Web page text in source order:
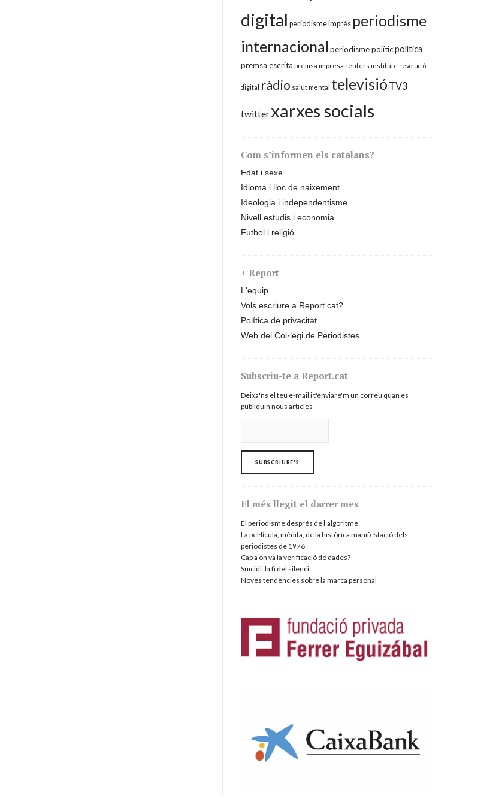
digital periodisme imprés periodisme
internacionalperiodisme políticpolítica
premsa escrita premsa impresa reuters institute revolució
digital ràdio salut mental televisió TV3
twitterxarxes socials
Com s’informen els catalans?
Edat i sexe
Idioma i lloc de naixement
Ideologia i independentisme
Nivell estudis i economia
Futbol i religió
+ Report
L'equip
Vols escriure a Report.cat?
Política de privacitat
Web del Col·legi de Periodistes
Subscriu-te a Report.cat
Deixa'ns el teu e-mail i t'enviare'm un correu quan es
publiquin nous articles
El més llegit el darrer mes
El periodisme després de l’algoritme
La pel·lícula, inèdita, de la històrica manifestació dels
periodistes de 1976
Cap a on va la verificació de dades?
Suïcidi: la fi del silenci
Noves tendències sobre la marca personal